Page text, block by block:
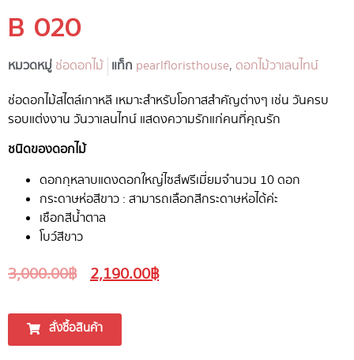
B 020
หมวดหมู่ ช่อดอกไม้ แท็ก pearlfloristhouse, ดอกไม้วาเลนไทน์
ช่อดอกไม้สไตล์เกาหลี เหมาะสำหรับโอกาสสำคัญต่างๆ เช่น วันครบ
รอบแต่งงาน วันวาเลนไทน์ แสดงความรักแก่คนที่คุณรัก
ชนิดของดอกไม้
ดอกกุหลาบแดงดอกใหญ่ไซส์พรีเมี่ยมจำนวน 10 ดอก
กระดาษห่อสีขาว : สามารถเลือกสีกระดาษห่อได้ค่ะ
เชือกสีน้ำตาล
โบว์สีขาว
3,000.00฿ 2,190.00฿
สั่งซื้อสินค้า